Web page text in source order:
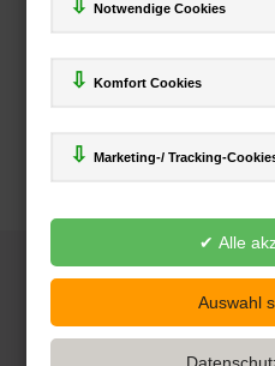
Notwendige Cookies
Komfort Cookies
Marketing-/ Tracking-
Deutsche-
www.deutsche-buchhandlung.de
Handelsgesellschaft
Powered by Inooga